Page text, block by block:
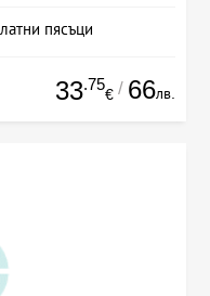
пясъци
33.75
€ / 66лв.